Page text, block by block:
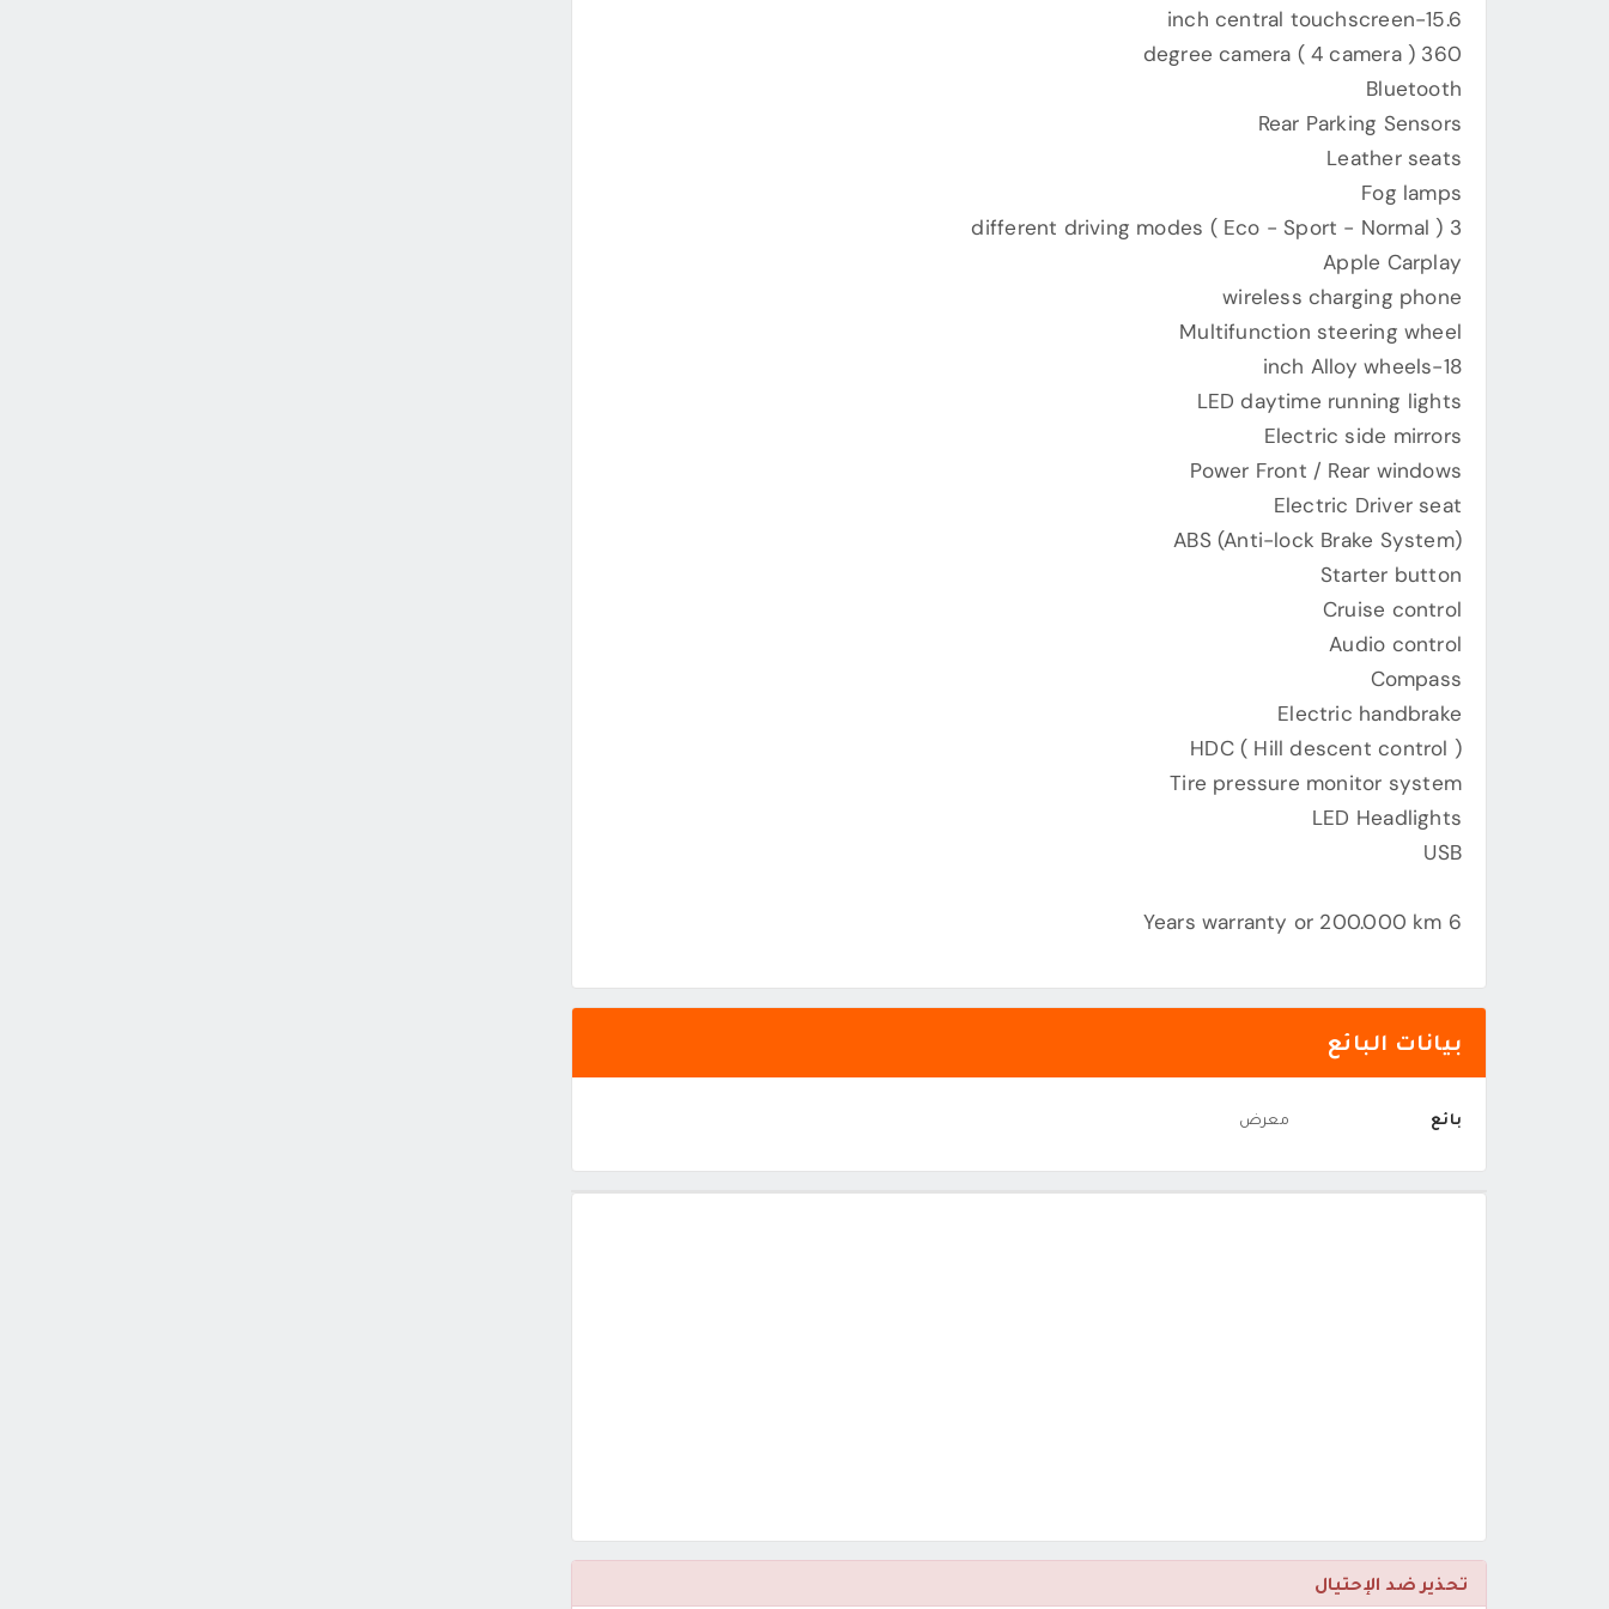
15.6-inch central touchscreen
360 degree camera ( 4 camera )
Bluetooth
Rear Parking Sensors
Leather seats
Fog lamps
3 different driving modes ( Eco - Sport - Normal )
Apple Carplay
wireless charging phone
Multifunction steering wheel
18-inch Alloy wheels
LED daytime running lights
Electric side mirrors
Power Front / Rear windows
Electric Driver seat
ABS (Anti-lock Brake System)
Starter button
Cruise control
Audio control
Compass
Electric handbrake
HDC ( Hill descent control )
Tire pressure monitor system
LED Headlights
USB
6 Years warranty or 200.000 km
بيانات البائع
بائع معرض
تحذير ضد الإحتيال